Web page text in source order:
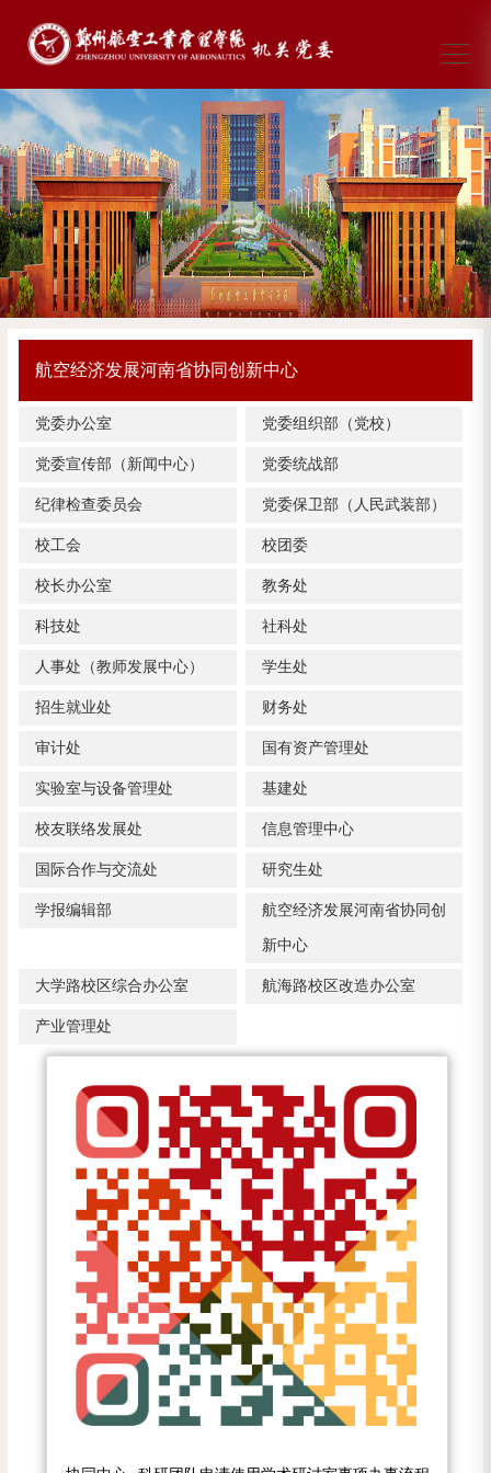
航空经济发展河南省协同创新中心
党委办公室 党委组织部（党校）
党委宣传部（新闻中心） 党委统战部
纪律检查委员会 党委保卫部（人民武装部）
校工会 校团委
校长办公室 教务处
科技处 社科处
人事处（教师发展中心） 学生处
招生就业处 财务处
审计处 国有资产管理处
实验室与设备管理处 基建处
校友联络发展处 信息管理中心
国际合作与交流处 研究生处
学报编辑部
航空经济发展河南省协同创
新中心
大学路校区综合办公室 航海路校区改造办公室
产业管理处